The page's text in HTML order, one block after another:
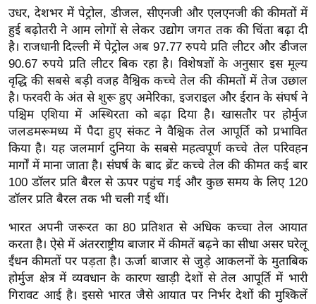
ऑ
टो
व
र्ल्ड
न्यू
ज
ब्री
फ
म
नो
रं
ज
न
ज
ग
त
उधर, देशभर में पेट्रोल, डीजल, सीएनजी और एलएनजी की कीमतों में
हुई बढ़ोतरी ने आम लोगों से लेकर उद्योग जगत तक की चिंता बढ़ा दी
है। राजधानी दिल्ली में पेट्रोल अब 97.77 रुपये प्रति लीटर और डीजल
90.67 रुपये प्रति लीटर बिक रहा है। विशेषज्ञों के अनुसार इस मूल्य
वृद्धि की सबसे बड़ी वजह वैश्विक कच्चे तेल की कीमतों में तेज उछाल
है। फरवरी के अंत से शुरू हुए अमेरिका, इजराइल और ईरान के संघर्ष ने
पश्चिम एशिया में अस्थिरता को बढ़ा दिया है। खासतौर पर होर्मुज
जलडमरूमध्य में पैदा हुए संकट ने वैश्विक तेल आपूर्ति को प्रभावित
किया है। यह जलमार्ग दुनिया के सबसे महत्वपूर्ण कच्चे तेल परिवहन
मार्गों में माना जाता है। संघर्ष के बाद ब्रेंट कच्चे तेल की कीमत कई बार
100 डॉलर प्रति बैरल से ऊपर पहुंच गई और कुछ समय के लिए 120
डॉलर प्रति बैरल तक भी चली गई थीं।
भारत अपनी जरूरत का 80 प्रतिशत से अधिक कच्चा तेल आयात
करता है। ऐसे में अंतरराष्ट्रीय बाजार में कीमतें बढ़ने का सीधा असर घरेलू
ईंधन कीमतों पर पड़ता है। ऊर्जा बाजार से जुड़े आकलनों के मुताबिक
होर्मुज क्षेत्र में व्यवधान के कारण खाड़ी देशों से तेल आपूर्ति में भारी
गिरावट आई है। इससे भारत जैसे आयात पर निर्भर देशों की मुश्किलें